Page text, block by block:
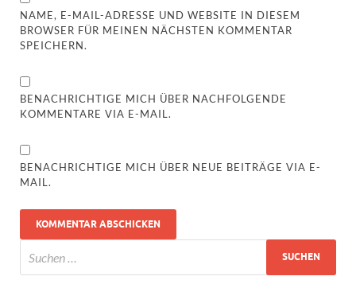
NAME, E-MAIL-ADRESSE UND WEBSITE IN DIESEM
BROWSER FÜR MEINEN NÄCHSTEN KOMMENTAR
SPEICHERN.
BENACHRICHTIGE MICH ÜBER NACHFOLGENDE
KOMMENTARE VIA E-MAIL.
BENACHRICHTIGE MICH ÜBER NEUE BEITRÄGE VIA E-
MAIL.